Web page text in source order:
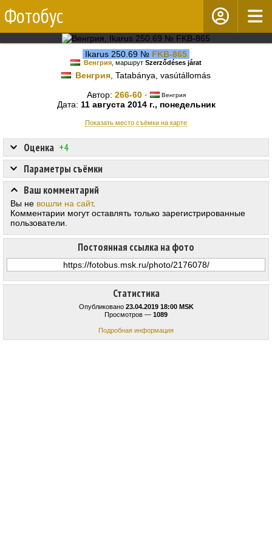
Фотобус
Ikarus 250.69 № FKB-865
Венгрия , маршрут Szerződéses járat
Венгрия , Tatabánya, vasútállomás
Автор: 266-60· Венгрия
Дата: 11 августа 2014 г., понедельник
Показать место съёмки на карте
Статистика
Опубликовано 23.04.2019 18:00 MSK
Просмотров — 1089
Подробная информация
Оценка +4
Постоянная ссылка на фото
Параметры съёмки
Ваш комментарий
Вы не вошли на сайт.
Комментарии могут оставлять только зарегистрированные
пользователи.